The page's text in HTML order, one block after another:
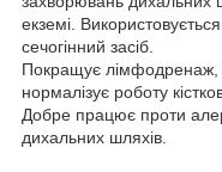
екземі.
сечогінний засіб.
Покращує лімфодренаж,
нормалізує роботу
Добре працює проти
дихальних шляхів.